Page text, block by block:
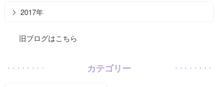
2017年
旧ブログはこちら
カテゴリー